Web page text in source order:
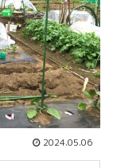
2024.05.06